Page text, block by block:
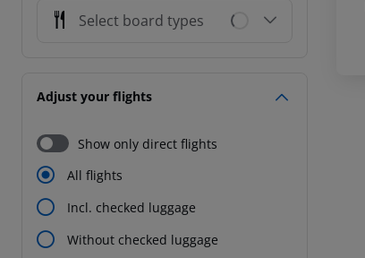
Select board types
Adjust your flights
Show only direct flights
All flights
Incl. checked luggage
Without checked luggage